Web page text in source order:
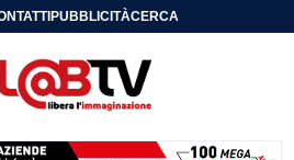
PUBBLICITÀCERCA